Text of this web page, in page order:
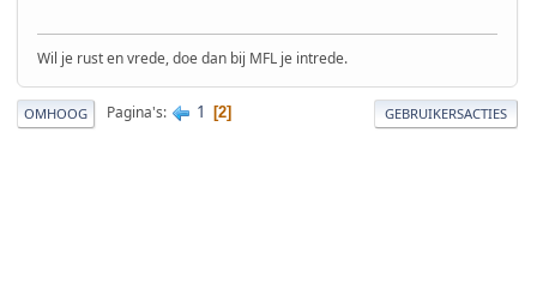
Wil je rust en vrede, doe dan bij MFL je intrede.
OMHOOG Pagina's 1 2 GEBRUIKERSACTIES